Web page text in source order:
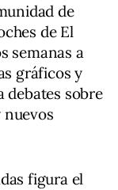
de
de El
semanas a
gráficos y
debates sobre
figura el